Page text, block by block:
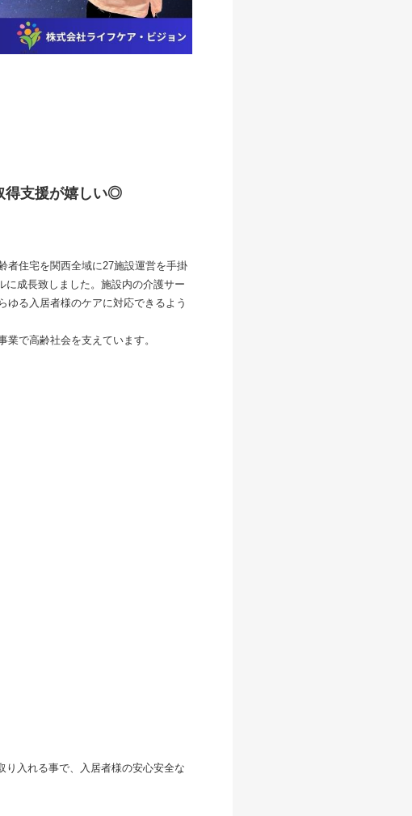
得支援が嬉しい◎
者住宅を関西全域に27施設運営を手掛
に成長致しました。施設内の介護サー
ゆる入居者様のケアに対応できるよう
で高齢社会を支えています。
り入れる事で、入居者様の安心安全な